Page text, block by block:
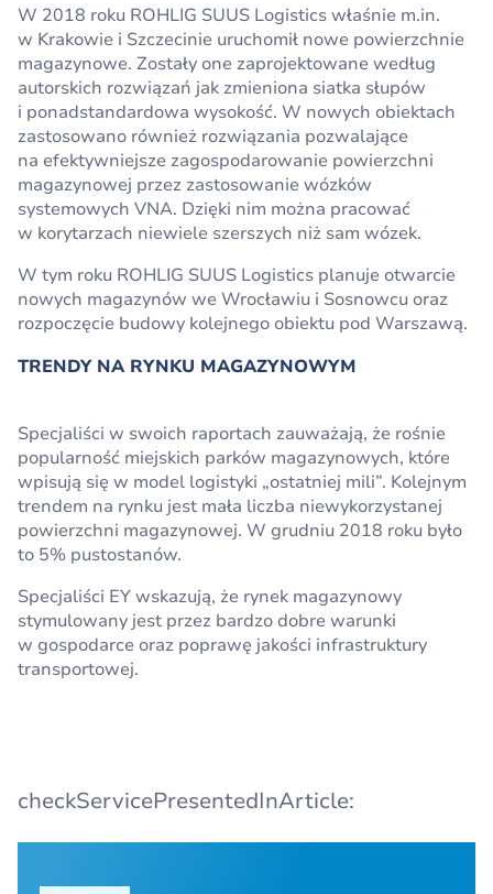
W 2018 roku ROHLIG SUUS Logistics właśnie m.in.
w Krakowie i Szczecinie uruchomił nowe powierzchnie
magazynowe. Zostały one zaprojektowane według
autorskich rozwiązań jak zmieniona siatka słupów
i ponadstandardowa wysokość. W nowych obiektach
zastosowano również rozwiązania pozwalające
na efektywniejsze zagospodarowanie powierzchni
magazynowej przez zastosowanie wózków
systemowych VNA. Dzięki nim można pracować
w korytarzach niewiele szerszych niż sam wózek.
W tym roku ROHLIG SUUS Logistics planuje otwarcie
nowych magazynów we Wrocławiu i Sosnowcu oraz
rozpoczęcie budowy kolejnego obiektu pod Warszawą.
TRENDY NA RYNKU MAGAZYNOWYM
Specjaliści w swoich raportach zauważają, że rośnie
popularność miejskich parków magazynowych, które
wpisują się w model logistyki „ostatniej mili”. Kolejnym
trendem na rynku jest mała liczba niewykorzystanej
powierzchni magazynowej. W grudniu 2018 roku było
to 5% pustostanów.
Specjaliści EY wskazują, że rynek magazynowy
stymulowany jest przez bardzo dobre warunki
w gospodarce oraz poprawę jakości infrastruktury
transportowej.
checkServicePresentedInArticle: